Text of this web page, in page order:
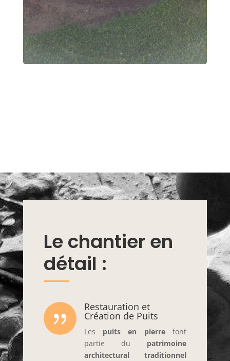
Le chantier en
détail :
{ Restauration et
Création de Puits
Les puits en pierrefont
partie du patrimoine
architectural traditionnel